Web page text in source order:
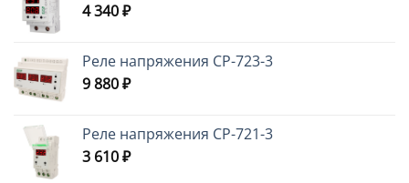
4 340₽
Реле напряжения CP-723-3
9 880₽
Реле напряжения CP-721-3
3 610₽